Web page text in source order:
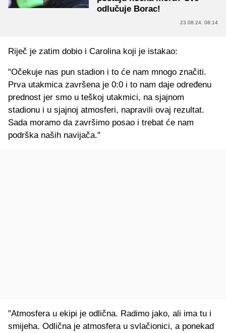
odlučuje Borac!
23.08.24. 08:14
Riječ je zatim dobio i Carolina koji je istakao:
"Očekuje nas pun stadion i to će nam mnogo značiti.
Prva utakmica završena je 0:0 i to nam daje određenu
prednost jer smo u teškoj utakmici, na sjajnom
stadionu i u sjajnoj atmosferi, napravili ovaj rezultat.
Sada moramo da završimo posao i trebat će nam
podrška naših navijača."
"Atmosfera u ekipi je odlična. Radimo jako, ali ima tu i
smijeha. Odlična je atmosfera u svlačionici, a ponekad